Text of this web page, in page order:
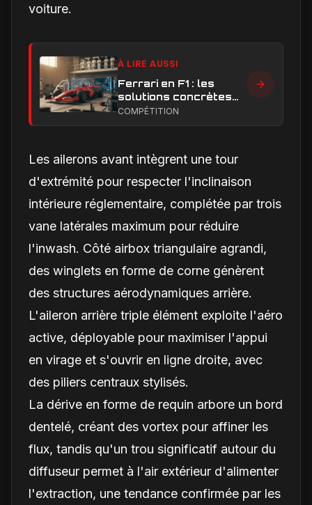
voiture.
À LIRE AUSSI
Ferrari en F1 : les
solutions concrètes
pour combler son
COMPÉTITION
Les ailerons avant intègrent une tour
d'extrémité pour respecter l'inclinaison
intérieure réglementaire, complétée par trois
vane latérales maximum pour réduire
l'inwash. Côté airbox triangulaire agrandi,
des winglets en forme de corne génèrent
des structures aérodynamiques arrière.
L'aileron arrière triple élément exploite l'aéro
active, déployable pour maximiser l'appui
en virage et s'ouvrir en ligne droite, avec
des piliers centraux stylisés.
La dérive en forme de requin arbore un bord
dentelé, créant des vortex pour affiner les
flux, tandis qu'un trou significatif autour du
diffuseur permet à l'air extérieur d'alimenter
l'extraction, une tendance confirmée par les